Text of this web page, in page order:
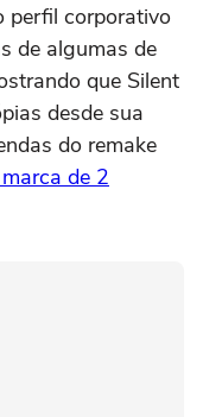
perfil corporativo
de algumas de
que Silent
desde sua
do remake
de 2